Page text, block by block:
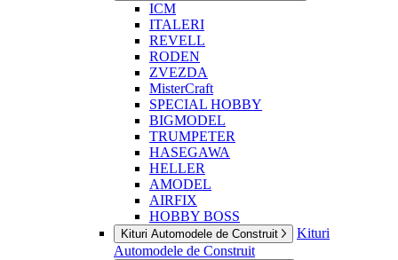
ICM
ITALERI
REVELL
RODEN
ZVEZDA
MisterCraft
SPECIAL HOBBY
BIGMODEL
TRUMPETER
HASEGAWA
HELLER
AMODEL
AIRFIX
HOBBY BOSS
Kituri Automodele de Construit
Kituri
Automodele de Construit